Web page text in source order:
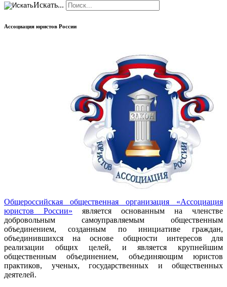
Искать...
Ассоциация юристов России
Общероссийская общественная организация «Ассоциация
юристов России» является основанным на членстве
добровольным самоуправляемым общественным
объединением, созданным по инициативе граждан,
объединившихся на основе общности интересов для
реализации общих целей, и является крупнейшим
общественным объединением, объединяющим юристов
практиков, ученых, государственных и общественных
деятелей.